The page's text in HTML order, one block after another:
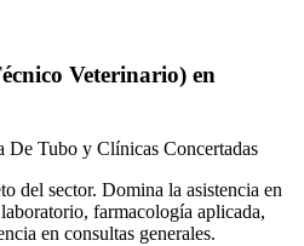
Veterinario) en
De Tubo y Clínicas Concertadas
del sector. Domina la asistencia en
farmacología aplicada,
en consultas generales.